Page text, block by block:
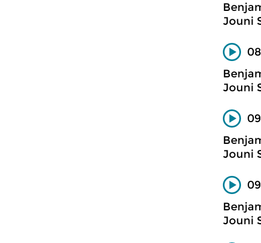
Jouni
Jouni
Jouni
Jouni